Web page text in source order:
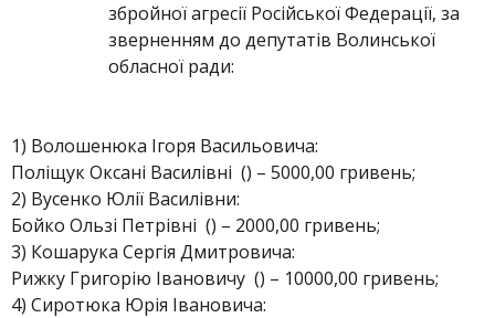
збройної агресії Російської Федерації, за
зверненням до депутатів Волинської
обласної ради:
1) Волошенюка Ігоря Васильовича:
Поліщук Оксані Василівні () – 5000,00 гривень;
2) Вусенко Юлії Василівни:
Бойко Ользі Петрівні () – 2000,00 гривень;
3) Кошарука Сергія Дмитровича:
Рижку Григорію Івановичу () – 10000,00 гривень;
4) Сиротюка Юрія Івановича: